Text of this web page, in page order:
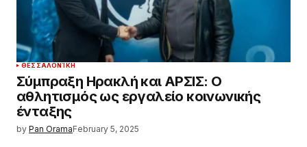
ΘΕΣΣΑΛΟΝΊΚΗ
Σύμπραξη Ηρακλή και ΑΡΣΙΣ: Ο
αθλητισμός ως εργαλείο κοινωνικής
ένταξης
by Pan OramaFebruary 5, 2025